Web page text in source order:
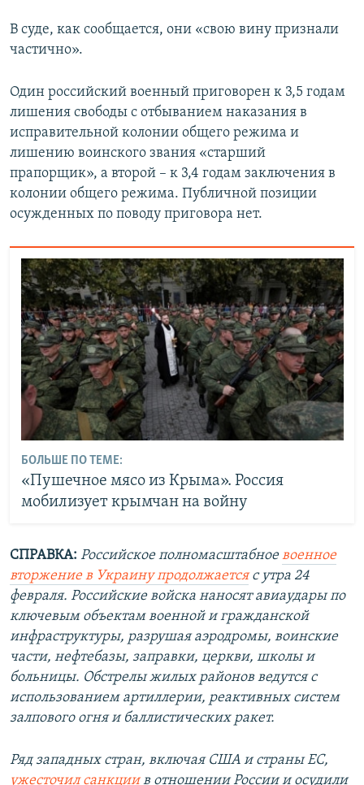
В суде, как сообщается, они «свою вину признали
частично».
Один российский военный приговорен к 3,5 годам
лишения свободы с отбыванием наказания в
исправительной колонии общего режима и
лишению воинского звания «старший
прапорщик», а второй – к 3,4 годам заключения в
колонии общего режима. Публичной позиции
осужденных по поводу приговора нет.
БОЛЬШЕ ПО ТЕМЕ:
«Пушечное мясо из Крыма». Россия
мобилизует крымчан на войну
СПРАВКА: Российское полномасштабноевоенное
вторжение в Украину продолжаетсяс утра 24
февраля. Российские войска наносят авиаудары по
ключевым объектам военной и гражданской
инфраструктуры, разрушая аэродромы, воинские
части, нефтебазы, заправки, церкви, школы и
больницы. Обстрелы жилых районов ведутся с
использованием артиллерии, реактивных систем
залпового огня и баллистических ракет.
Ряд западных стран, включая США и страны ЕС,
ужесточил санкциив отношении России и осудили